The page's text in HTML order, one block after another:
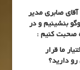
صابری مدیر
بنشینیم و در
کنیم :
ما قرار
دارید؟